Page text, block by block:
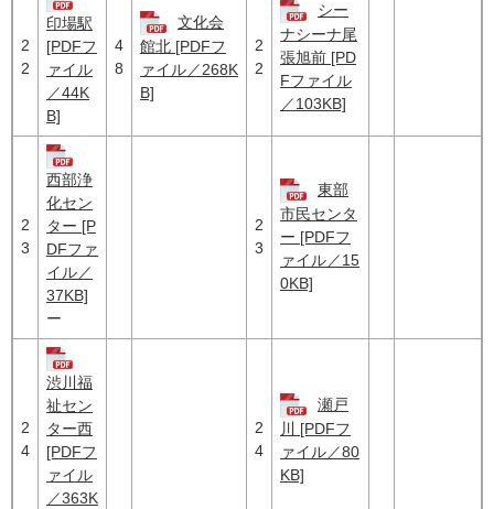
2
2
印場駅
[PDFフ
ァイル
／44K
B]
4
8
文化会
館北 [PDFフ
ァイル／268K
B]
2
2
シー
ナシーナ尾
張旭前 [PD
Fファイル
／103KB]
2
3
西部浄
化セン
ター [P
DFファ
イル／
37KB]
ー
2
3
東部
市民センタ
ー [PDFフ
ァイル／15
0KB]
2
4
渋川福
祉セン
ター西
[PDFフ
ァイル
／363K
2
4
瀬戸
川 [PDFフ
ァイル／80
KB]